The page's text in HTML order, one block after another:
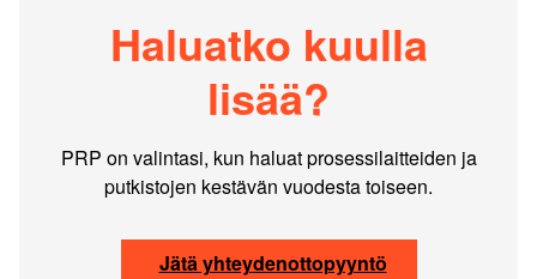
Haluatko kuulla
lisää?
PRP on valintasi, kun haluat prosessilaitteiden ja
putkistojen kestävän vuodesta toiseen.
Jätä yhteydenottopyyntö